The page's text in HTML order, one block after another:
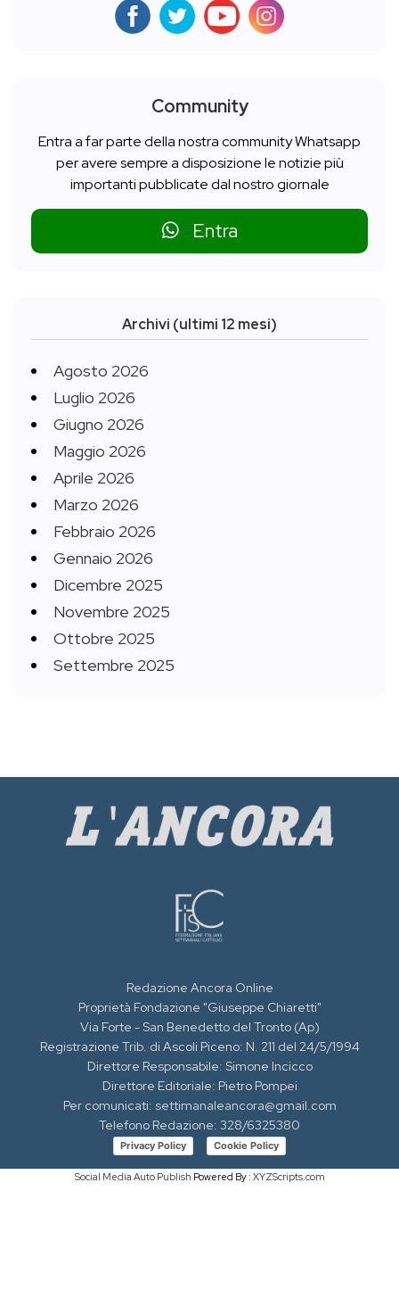
Community
Entra a far parte della nostra community Whatsapp
per avere sempre a disposizione le notizie più
importanti pubblicate dal nostro giornale
Entra
Archivi (ultimi 12 mesi)
Agosto 2026
Luglio 2026
Giugno 2026
Maggio 2026
Aprile 2026
Marzo 2026
Febbraio 2026
Gennaio 2026
Dicembre 2025
Novembre 2025
Ottobre 2025
Settembre 2025
Redazione Ancora Online
Proprietà Fondazione "Giuseppe Chiaretti"
Via Forte - San Benedetto del Tronto (Ap)
Registrazione Trib. di Ascoli Piceno: N. 211 del 24/5/1994
Direttore Responsabile: Simone Incicco
Direttore Editoriale: Pietro Pompei
Per comunicati: settimanaleancora@gmail.com
Telefono Redazione: 328/6325380
Privacy Policy Cookie Policy
Social Media Auto Publish Powered By : XYZScripts.com